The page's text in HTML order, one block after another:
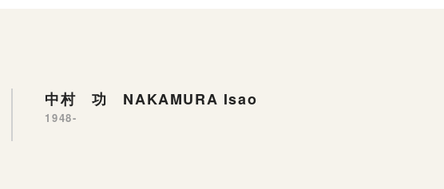
中村 功 NAKAMURA Isao
1948-